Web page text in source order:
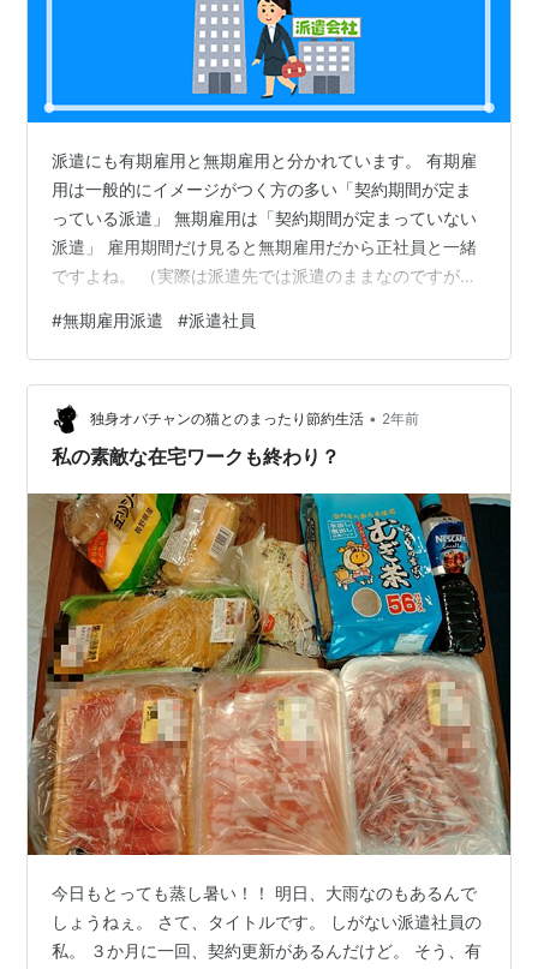
派遣にも有期雇用と無期雇用と分かれています。 有期雇
用は一般的にイメージがつく方の多い「契約期間が定ま
っている派遣」 無期雇用は「契約期間が定まっていない
派遣」 雇用期間だけ見ると無期雇用だから正社員と一緒
ですよね。 （実際は派遣先では派遣のままなのですが）
かないという記事が本当に多いです。 募集型の無期雇用
派遣は自分で決められない配属先企業の環境によって左
右されるので、運要素が大きいのも事実です。 前職も現
職も無期雇用派遣を経験しているので、私が思うメリッ
ト・デメリットを書いていきます。 （厳密には前職はち
#無期雇用派遣 #派遣社員
独身オバチャンの猫とのまったり節約生活 • 2年前
私の素敵な在宅ワークも終わり？
今日もとっても蒸し暑い！！ 明日、大雨なのもあるんで
しょうねぇ。 さて、タイトルです。 しがない派遣社員の
私。 ３か月に一回、契約更新があるんだけど。 そう、有